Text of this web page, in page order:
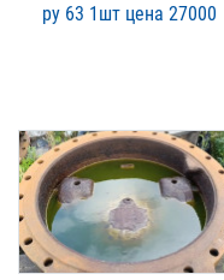
ру 63 1шт цена 27000